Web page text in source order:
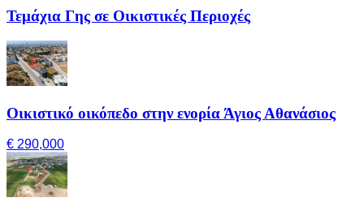
Τεμάχια Γης σε Οικιστικές Περιοχές
Οικιστικό οικόπεδο στην ενορία Άγιος Αθανάσιος
€ 290,000